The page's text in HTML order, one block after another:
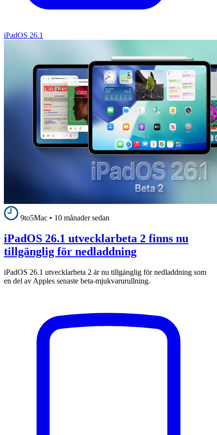
iPadOS 26.1
9to5Mac • 10 månader sedan
iPadOS 26.1 utvecklarbeta 2 finns nu
tillgänglig för nedladdning
iPadOS 26.1 utvecklarbeta 2 är nu tillgänglig för nedladdning som
en del av Apples senaste beta-mjukvarurullning.